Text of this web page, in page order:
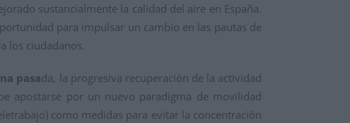
sustancialmente la calidad del aire en España.
para impulsar un cambio en las pautas de
los ciudadanos.
pasada, la progresiva recuperación de la actividad
apostarse por un nuevo paradigma de movilidad
como medidas para evitar la concentración